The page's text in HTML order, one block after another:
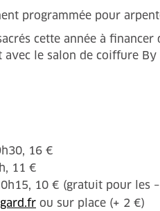
programmée pour
cette année à
le salon de coiffure By
16 €
11 €
10 € (gratuit pour les
ou sur place (+ 2 €)